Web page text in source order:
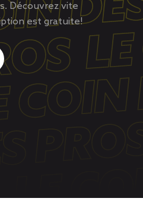
Découvrez vite
est gratuite!